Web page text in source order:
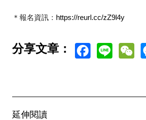
＊報名資訊： https://reurl.cc/zZ9l4y
分享文章： Line
延伸閱讀